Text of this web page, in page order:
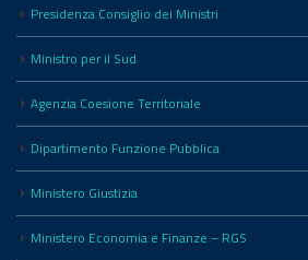
Presidenza Consiglio dei Ministri
Ministro per il Sud
Agenzia Coesione Territoriale
Dipartimento Funzione Pubblica
Ministero Giustizia
Ministero Economia e Finanze – RGS